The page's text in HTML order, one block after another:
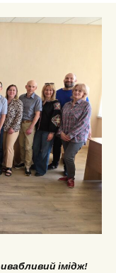
імідж!